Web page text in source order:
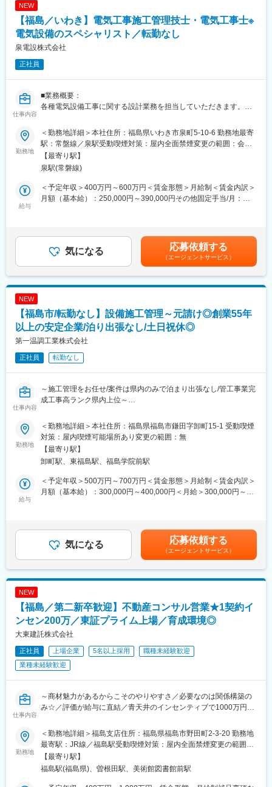
て、技術を磨き多くの実績を積み上げてまいりました。地域の特
性を活かし新しい文化を創造する街づくりは、遥か昔から繰り替
えされております。そして、その情熱は人々の心に受け継がれて
おります。もっと地域文化を向上させ、豊かに大きく育みたい。
すべく積極的に事業の推進を計ってまいりたいと考えておりま
す。当社の社訓は、「誠実・実行・責任」と定め、また社是10覚
げそのまとめとして「品質・価格・スピード・サービスをモット
ーにして、よって会社は地域の支援で存立するものなり」と朝礼
で唱和しております。今後も皆様の信頼に応え地域社会の貢献に
心がけてまいります。
変更の範囲：会社の定める業務
NEW
【福島／いわき】電気工事施工管理技士・電気工事士※
電気設備のスペシャリスト／転勤なし
泉電設株式会社
正社員
仕事内容
■業務概要：
各種電気設備工事に関する設計業務を担当していただきます。メ
企画業務に従事していただきます。
■はたらき方：
はたらき方改革を進めており、残業は月35時間以内におさえてい
ます。
■当社の特徴：
1961年4月の創立以来、株式会社日立製作所関連会社をはじめ、
全国規模で事業を展開しております。特別高圧受変電設備とは、
工場・ビル・公共施設等に電気を供給する重要な設備です。技術
革新はまさに光のような速さで進歩を遂げております。近年、こ
変更の範囲：会社の定める業務
勤務地
＜勤務地詳細＞本社住所：福島県いわき市泉町5-10-6 勤務地最寄
駅：常盤線／泉駅受動喫煙対策：屋内全面禁煙変更の範囲：会社
の定める事業所
【最寄り駅】
泉駅(常磐線)
給与
＜予定年収＞400万円～600万円＜賃金形態＞月給制＜賃金内訳＞
月額（基本給）：250,000円～390,000円その他固定手当/月：
る可能性があります。月給(月額)は固定手当を含めた表記です。
気になる 応募依頼する
（エージェントサービス）
NEW
【福島市/転勤なし】設備施工管理～元請け◎創業55年
以上の安定企業/泊り出張なし/土日祝休◎
第一温調工業株式会社
正社員 転勤なし
仕事内容
～施工管理をお任せ/案件は県内のみで泊まり出張なし/管工事業完
成工事高ランク県内上位～
■業務内容：
県北地方(福島市・伊達市)を中心に、官公庁施設/医療施設/工場(含
むクリーンルーム)等の空調設備・衛生設備の施工を行っている当
社にて施工管理をお任せいたします。
・施工図の作成
・資材発注
・工程管理、安全管理、品質管理
・新入社員の教育育成など
・出張…案件は福島県内（福島市・伊達市）となりますので、遠
方に赴く機会や宿泊が伴う出張は原則ありません。
・休日出勤…繁忙期には休日出勤が発生することもございますが
■やりがい：
・公共施設や工場など大きな建造物の建設に携わり、目に見える
形で成果が表れることです。
・工事経歴として、道の駅ふくしまや福島市新庁舎東棟などの設
備工事を担当した実績があり、小中学校や官公庁施設、医療施
設、一般住宅等、公共工事から民間工事まで幅広いプロジェクト
・人事評価制度を導入し、成果だけを見るのではなく、個人の努
力や取り組む姿勢、資格取得等を含めて総合的に技術力・人間力
■配属先：工事管理部
・12名（50代2名／40代3名／30代3名／20代4名）
・入社後すぐは先輩社員と同行し業務に慣れていただきます。
・冬にはクリスマスケーキを1人1ホール、夏にはウナギをプレゼ
ントするような温かい社風です。
勤務地
＜勤務地詳細＞本社住所：福島県福島市鎌田字卸町15-1 受動喫煙
対策：屋内喫煙可能場所あり変更の範囲：無
【最寄り駅】
卸町駅、東福島駅、福島学院前駅
給与
＜予定年収＞500万円～700万円＜賃金形態＞月給制＜賃金内訳＞
月額（基本給）：300,000円～400,000円＜月給＞300,000円～
額であり、選考を通じて上下する可能性があります。月給(月額)は
固定手当を含めた表記です。
気になる 応募依頼する
（エージェントサービス）
NEW
【福島／第二新卒歓迎】不動産コンサル営業★1契約イ
ンセン200万／東証プライム上場／育成環境◎
大東建託株式会社
正社員 上場企業 5名以上採用
職種未経験歓迎
業種未経験歓迎
仕事内容
～商材魅力があるからこそのやりやすさ／必要なのは関係構築の
み☆／評価が給与に直結／青天井のインセンティブで1000万円も
★圧倒的に成長できる育成環境！営業の基本から学び、プロの営
業へ
★平均年収850万円・1契約でもらえるインセンティブ平均200万
円
★契約多数で表彰されている方の多くが未経験入社！営業経験な
勤務地
＜勤務地詳細＞福島支店住所：福島県福島市野田町2-3-20 勤務地
最寄駅：JR線／福島駅受動喫煙対策：屋内全面禁煙変更の範囲：
会社の定める事業所
【最寄り駅】
福島駅(福島県)、曽根田駅、美術館図書館前駅